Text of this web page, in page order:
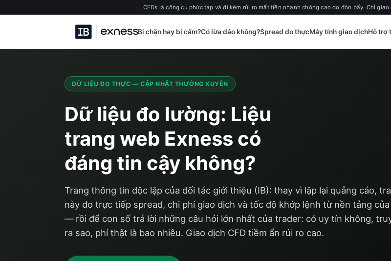
CFDs là công cụ phức tạp và đi kèm rủi ro mất tiền nhanh chóng cao do đòn bẩy. Chỉ
Bị chặn hay bị cấm?Có lừa đảo không?Spread đo thựcMáy tính giao dịchHỗ trợ
DỮ LIỆU ĐO THỰC — CẬP NHẬT THƯỜNG XUYÊN
Dữ liệu đo lường: Liệu
trang web Exness có
đáng tin cậy không?
Trang thông tin độc lập của đối tác giới thiệu (IB): thay vì lặp lại quảng cáo,
này đo trực tiếp spread, chi phí giao dịch và tốc độ khớp lệnh từ nền tảng của
— rồi để con số trả lời những câu hỏi lớn nhất của trader: có uy tín không,
ra sao, phí thật là bao nhiêu. Giao dịch CFD tiềm ẩn rủi ro cao.